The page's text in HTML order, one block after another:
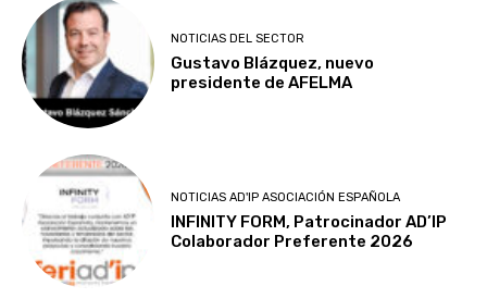
NOTICIAS DEL SECTOR
Gustavo Blázquez, nuevo
presidente de AFELMA
NOTICIAS AD'IP ASOCIACIÓN ESPAÑOLA
INFINITY FORM, Patrocinador AD’IP
Colaborador Preferente 2026